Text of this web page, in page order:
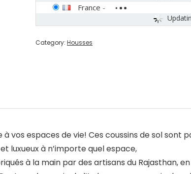
France -
Category: Housses
vos espaces de vie! Ces coussins de sol sont
luxueux à n’importe quel espace,
à la main par des artisans du Rajasthan,